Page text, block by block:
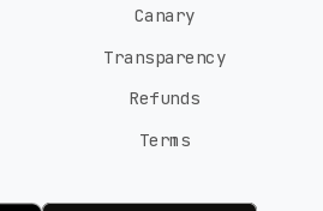
Canary
Transparency
Refunds
Terms